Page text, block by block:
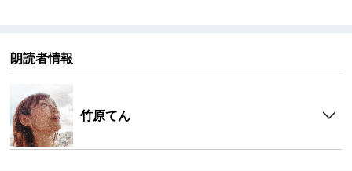
朗読者情報
竹原てん